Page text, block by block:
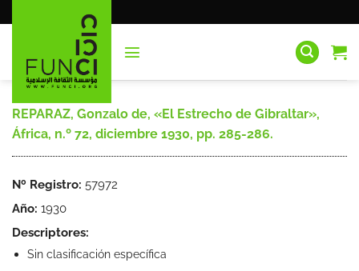
al
REPARAZ, Gonzalo de, «El Estrecho de Gibraltar»,
África, n.º 72, diciembre 1930, pp. 285-286.
Nº Registro: 57972
Año: 1930
Descriptores:
Sin clasificación específica